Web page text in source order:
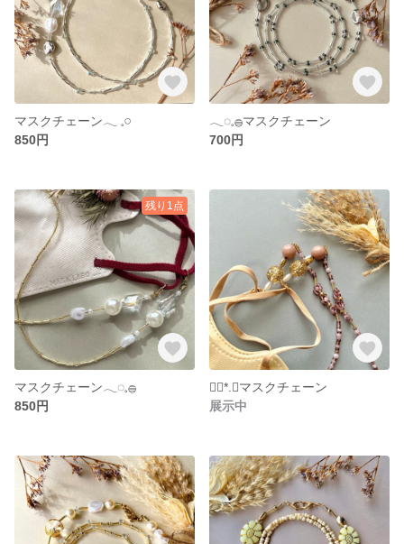
マスクチェーン‎𓂃 𓈒𓏸
850円
𓂃◌𓈒𓐍マスクチェーン
700円
残り1点
マスクチェーン𓂃◌𓈒𓐍
850円
❁⃘*.ﾟマスクチェーン
展示中